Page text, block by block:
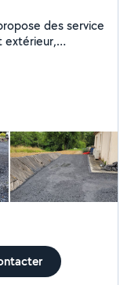
des service
extérieur,